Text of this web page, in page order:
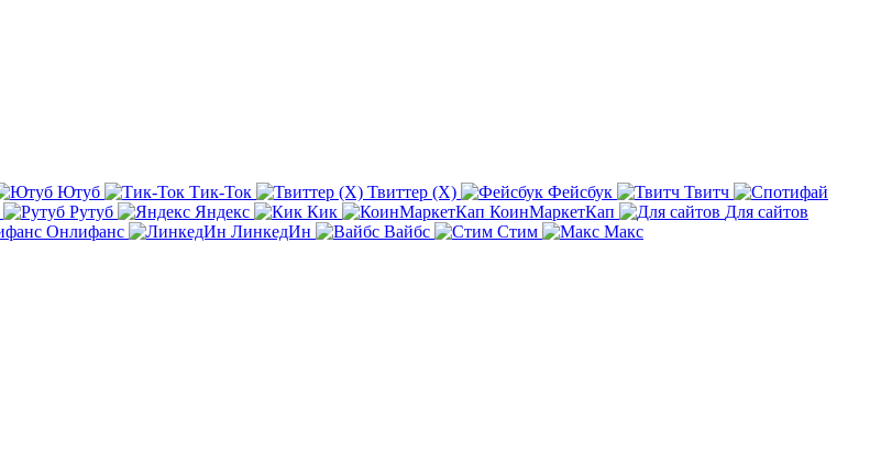
Ютуб Тик-Ток Твиттер (X) Фейсбук
Твитч
Рутуб Яндекс Кик КоинМаркетКап
Для сайтов
Онлифанс ЛинкедИн Вайбс Стим
Макс